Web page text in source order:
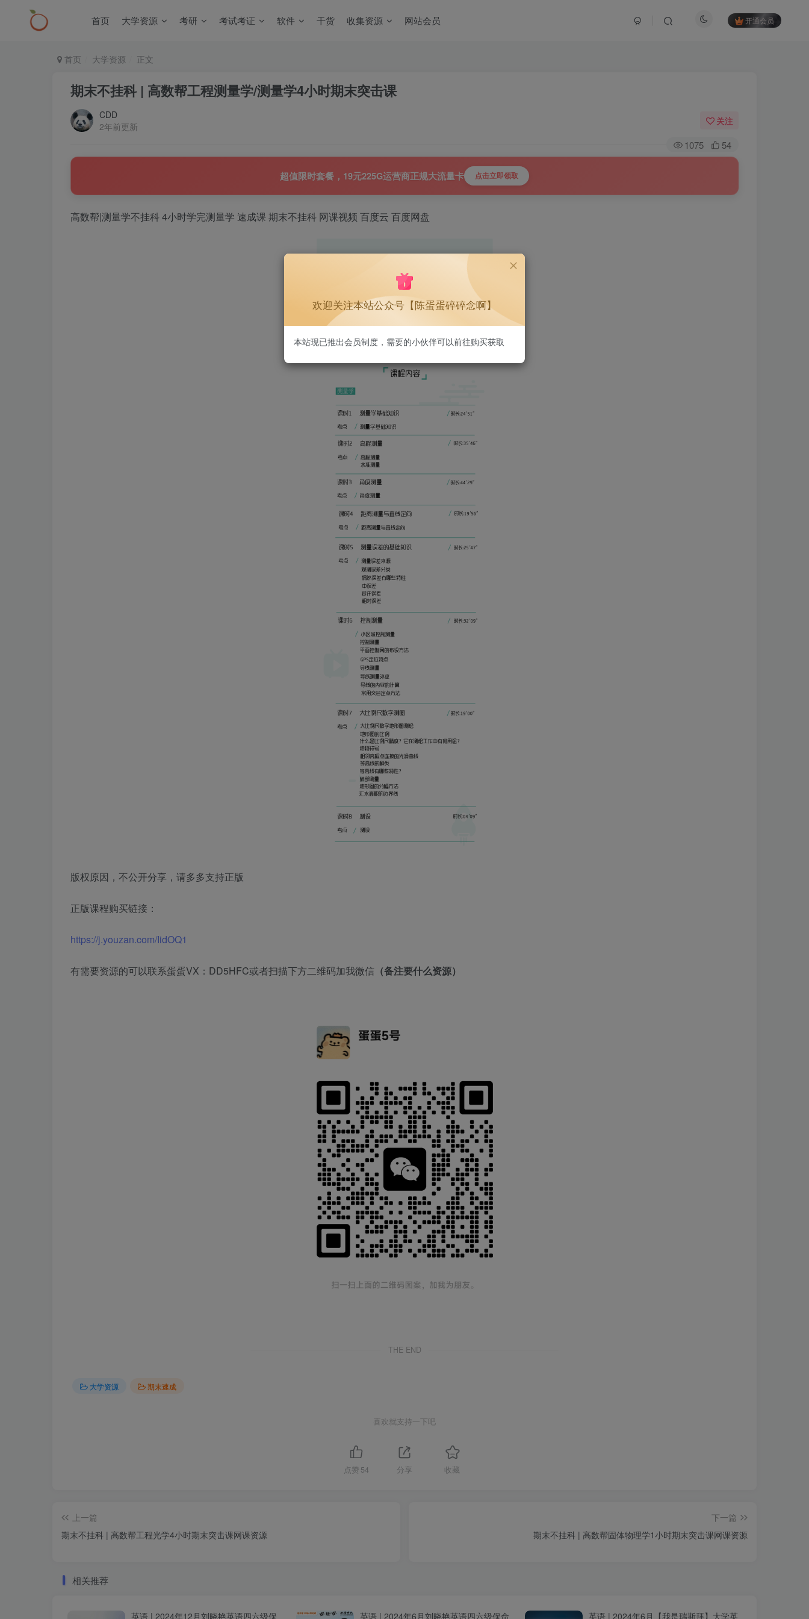
首页 大学资源 考研 考试考证 软件 干货 收集资源 网站会员 开通会员
首页 大学资源 正文
期末不挂科 | 高数帮工程测量学/测量学4小时期末突击课
CDD
2年前更新
关注
1075 54
超值限时套餐，19元225G运营商正规大流量卡 点击立即领取
高数帮|测量学不挂科 4小时学完测量学 速成课 期末不挂科 网课视频 百度云 百度网盘
版权原因，不公开分享，请多多支持正版
正版课程购买链接：
https://j.youzan.com/IidOQ1
有需要资源的可以联系蛋蛋VX：DD5HFC或者扫描下方二维码加我微信 （备注要什么资源）
THE END
大学资源 期末速成
喜欢就支持一下吧
点赞 54 分享 收藏
上一篇
期末不挂科 | 高数帮工程光学4小时期末突击课网课资源
下一篇
期末不挂科 | 高数帮固体物理学1小时期末突击课网课资源
相关推荐
英语 | 2024年12月刘晓艳英语四六级保 英语 | 2024年6月刘晓艳英语四六级保命 英语 | 2024年6月【我是瑞斯拜】大学英
欢迎关注本站公众号【陈蛋蛋碎碎念啊】
本站现已推出会员制度，需要的小伙伴可以前往购买获取